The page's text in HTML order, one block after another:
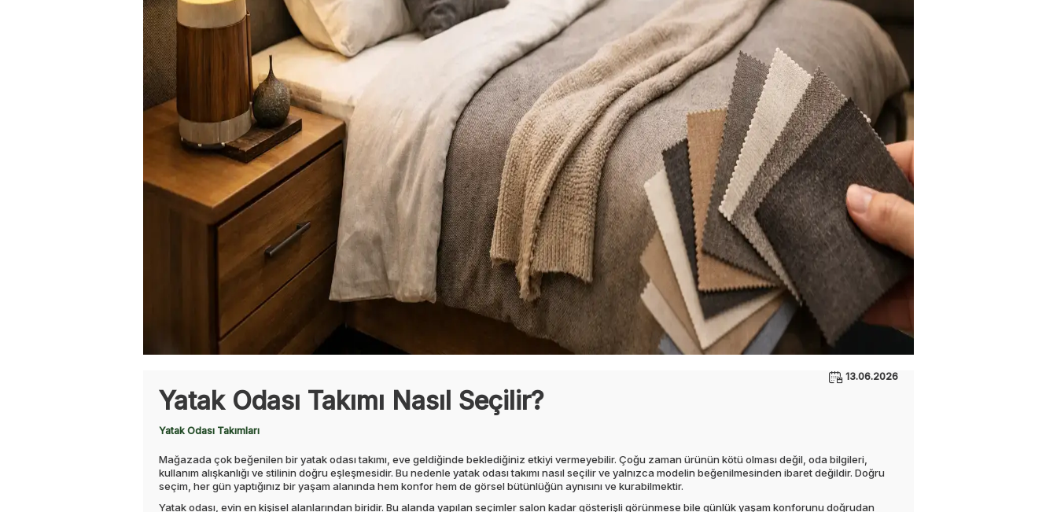
13.06.2026
Yatak Odası Takımı Nasıl Seçilir?
Yatak Odası Takımları
Mağazada çok beğenilen bir yatak odası takımı, eve geldiğinde beklediğiniz etkiyi vermeyebilir. Çoğu zaman ürünün kötü olması değil, oda bilgileri,
kullanım alışkanlığı ve stilinin doğru eşleşmesidir. Bu nedenle yatak odası takımı nasıl seçilir ve yalnızca modelin beğenilmesinden ibaret değildir. Doğru
seçim, her gün yaptığınız bir yaşam alanında hem konfor hem de görsel bütünlüğün aynısını ve kurabilmektir.
Yatak odası, evin en kişisel alanlarından biridir. Bu alanda yapılan seçimler salon kadar gösterişli görünmese bile günlük yaşam konforunu doğrudan